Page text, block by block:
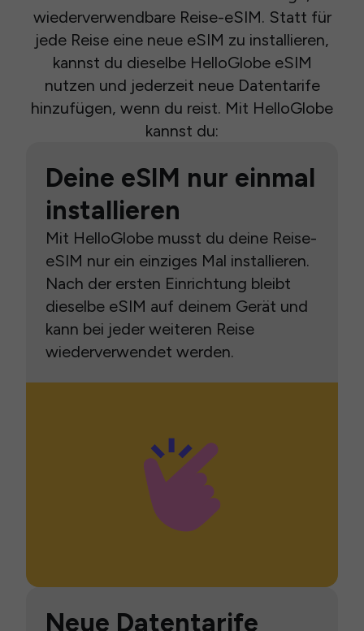
wiederverwendbare Reise-eSIM. Statt für
jede Reise eine neue eSIM zu installieren,
kannst du dieselbe HelloGlobe eSIM
nutzen und jederzeit neue Datentarife
hinzufügen, wenn du reist. Mit HelloGlobe
kannst du:
Deine eSIM nur einmal
installieren
Mit HelloGlobe musst du deine Reise-
eSIM nur ein einziges Mal installieren.
Nach der ersten Einrichtung bleibt
dieselbe eSIM auf deinem Gerät und
kann bei jeder weiteren Reise
wiederverwendet werden.
Neue Datentarife